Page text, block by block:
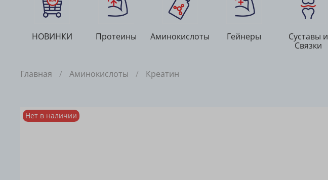
НОВИНКИ Протеины Аминокислоты Гейнеры
Суставы и
Связки
Главная Аминокислоты Креатин
Нет в наличии